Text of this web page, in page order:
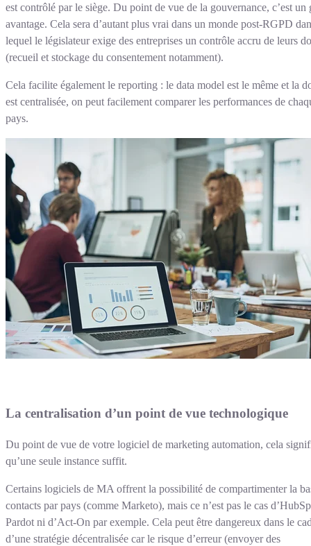
est contrôlé par le siège. Du point de vue de la gouvernance, c’est un
avantage. Cela sera d’autant plus vrai dans un monde post-RGPD
lequel le législateur exige des entreprises un contrôle accru de leurs
(recueil et stockage du consentement notamment).
Cela facilite également le reporting : le data model est le même et la
est centralisée, on peut facilement comparer les performances de
pays.
La centralisation d’un point de vue technologique
Du point de vue de votre logiciel de marketing automation, cela
qu’une seule instance suffit.
Certains logiciels de MA offrent la possibilité de compartimenter la
contacts par pays (comme Marketo), mais ce n’est pas le cas
Pardot ni d’Act-On par exemple. Cela peut être dangereux dans le
d’une stratégie décentralisée car le risque d’erreur (envoyer des